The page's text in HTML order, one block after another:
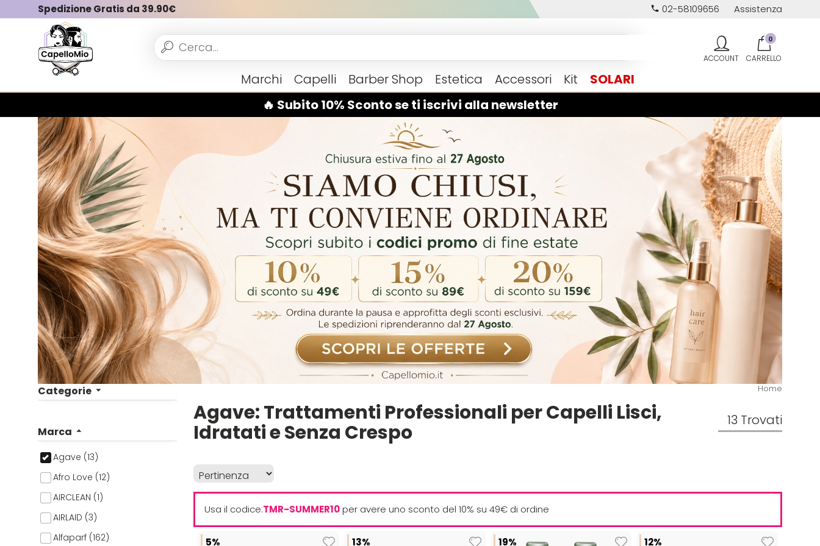
🔥 Subito 10% Sconto se ti iscrivi alla newsletter
Spedizione Gratis da 39.90€ 02-58109656 Assistenza
Vedi tutto Marchi Capelli Barber Shop Estetica Accessori Kit SOLARI
0
Categorie
Marca
Agave (13)
Afro Love (12)
AIRCLEAN (1)
AIRLAID (3)
Alfaparf (162)
Home
Agave: Trattamenti Professionali per Capelli Lisci,
Idratati e Senza Crespo 13 Trovati
Usa il codice:TMR-SUMMER10per avere uno sconto del 10% su 49€ di ordine
5% 13% 19% 12%